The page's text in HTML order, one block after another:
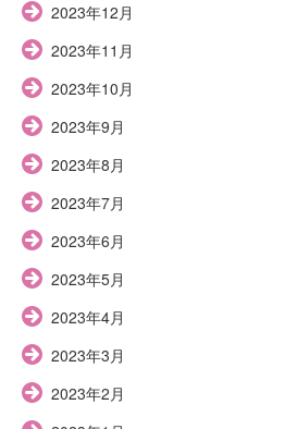
2023年12月
2023年11月
2023年10月
2023年9月
2023年8月
2023年7月
2023年6月
2023年5月
2023年4月
2023年3月
2023年2月